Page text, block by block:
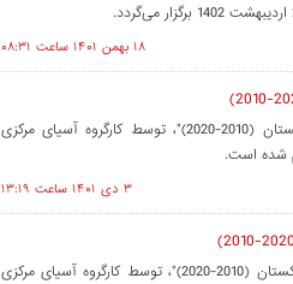
۱۸ بهمن ۱۴۰۱ ساعت ۰۸:۳۱
اینفوگرافیک "روندنگاری تجارت خارجی ازبکستان (2010-2020)"، توسط کارگروه آسیای مرکزی
شده است.
۳ دی ۱۴۰۱ ساعت ۱۳:۱۹
اینفوگرافیک "روندنگاری تجارت خارجی تاجیکستان (2010-2020)"، توسط کارگروه آسیای مرکزی